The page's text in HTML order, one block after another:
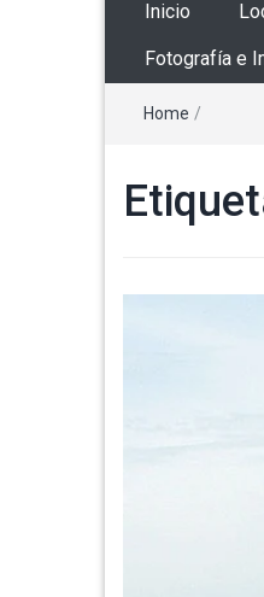
Inicio
Fotografía e
Home /